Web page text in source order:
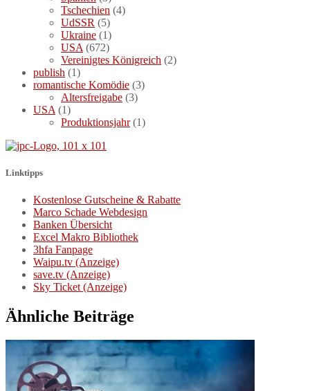
Tschechien (4)
UdSSR (5)
Ukraine (1)
USA (672)
Vereinigtes Königreich (2)
publish (1)
romantische Komödie (3)
Altersfreigabe (3)
USA (1)
Produktionsjahr(1)
Linktipps
Kostenlose Gutscheine & Rabatte
Marco Schade Webdesign
Banken Übersicht
Excel Makro Bibliothek
3hfa Fanpage
Waipu.tv (Anzeige)
save.tv (Anzeige)
Sky Ticket (Anzeige)
Ähnliche Beiträge